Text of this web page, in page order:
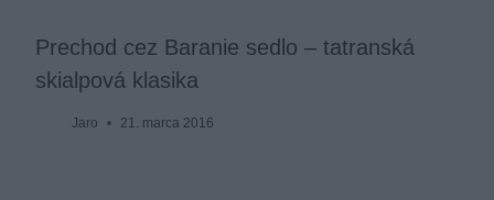
Prechod cez Baranie sedlo – tatranská
skialpová klasika
Jaro 21. marca 2016